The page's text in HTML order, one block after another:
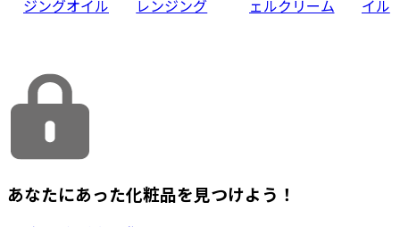
ジングオイル
レンジング
ェルクリーム
イル
あなたにあった化粧品を見つけよう！